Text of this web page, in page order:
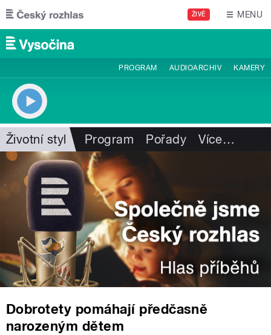
Přejít k hlavnímu obsahu
ŽIVĚ MENU
PROGRAM AUDIOARCHIV KAMERY
Životní styl Program Pořady Více…
Dobrotety pomáhají předčasně
narozeným dětem